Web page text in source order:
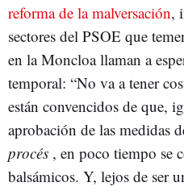
reforma de la malversación,
sectores del PSOE que
en la Moncloa llaman a
temporal: “No va a tener
están convencidos de que,
aprobación de las medidas
procés , en poco tiempo se
balsámicos. Y, lejos de ser